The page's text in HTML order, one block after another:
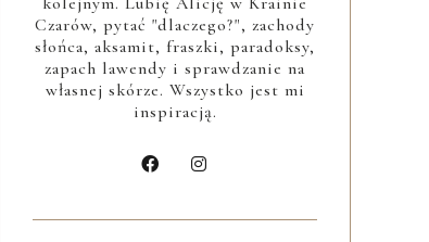
Czarów, pytać "dlaczego?", zachody
słońca, aksamit, fraszki, paradoksy,
zapach lawendy i sprawdzanie na
własnej skórze. Wszystko jest mi
inspiracją.